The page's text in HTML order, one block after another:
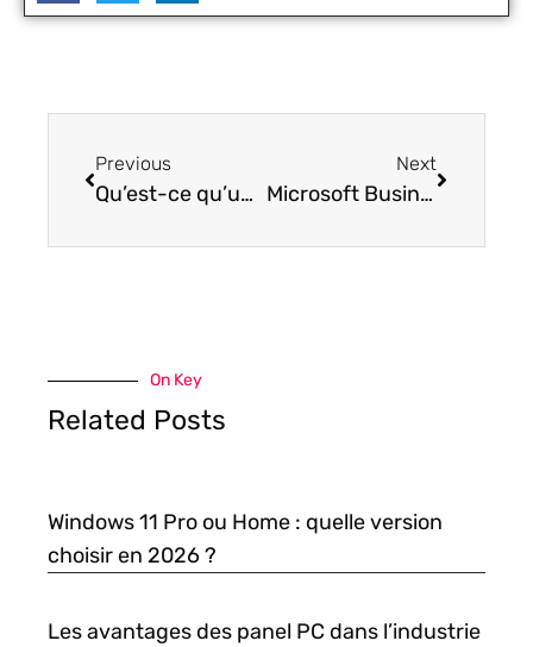
Previous
Qu’est-ce qu’un marketplace?
Next
Microsoft Business Central: découvrir le logiciel ERP de Microsoft
On Key
Related Posts
Windows 11 Pro ou Home : quelle version
choisir en 2026 ?
Les avantages des panel PC dans l’industrie